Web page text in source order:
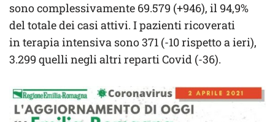
sono complessivamente 69.579 (+946), il 94,9%
del totale dei casi attivi. I pazienti ricoverati
in terapia intensiva sono 371 (-10 rispetto a ieri),
3.299 quelli negli altri reparti Covid (-36).